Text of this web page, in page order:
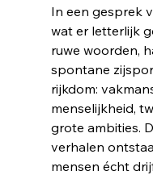
In een gesprek
wat er letterlijk
ruwe woorden,
spontane
rijkdom:
menselijkheid,
grote ambities.
verhalen
mensen écht